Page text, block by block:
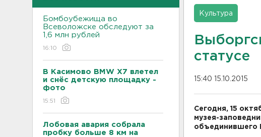
Бомбоубежища во
Всеволожске обследуют за
1,6 млн рублей
16:10
В Касимово BMW X7 влетел
и снёс детскую площадку -
фото
15:51
Лобовая авария собрала
пробку больше 8 км на
Культура
статусе
15:40 15.10.2015
Сегодня, 15
музея-
объединившего